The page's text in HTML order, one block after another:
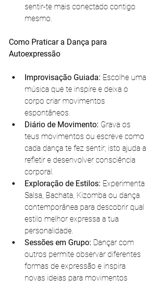
sentir-te mais conectado contigo
mesmo.
Como Praticar a Dança para
Autoexpressão
Improvisação Guiada: Escolhe uma
música que te inspire e deixa o
corpo criar movimentos
espontâneos.
Diário de Movimento: Grava os
teus movimentos ou escreve como
cada dança te fez sentir; isto ajuda a
refletir e desenvolver consciência
corporal.
Exploração de Estilos: Experimenta
Salsa, Bachata, Kizomba ou dança
contemporânea para descobrir qual
estilo melhor expressa a tua
personalidade.
Sessões em Grupo: Dançar com
outros permite observar diferentes
formas de expressão e inspira
novas ideias para movimentos